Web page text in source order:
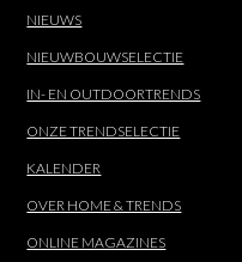
NIEUWS
NIEUWBOUWSELECTIE
IN- EN OUTDOORTRENDS
ONZE TRENDSELECTIE
KALENDER
OVER HOME & TRENDS
ONLINE MAGAZINES